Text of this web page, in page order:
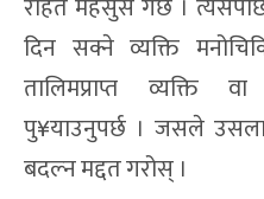
राहत महसुस गर्छ ।
दिन सक्ने व्यक्ति
तालिमप्राप्त व्यक्ति
पु¥याउनुपर्छ । जसले
बदल्न मद्दत गरोस् ।